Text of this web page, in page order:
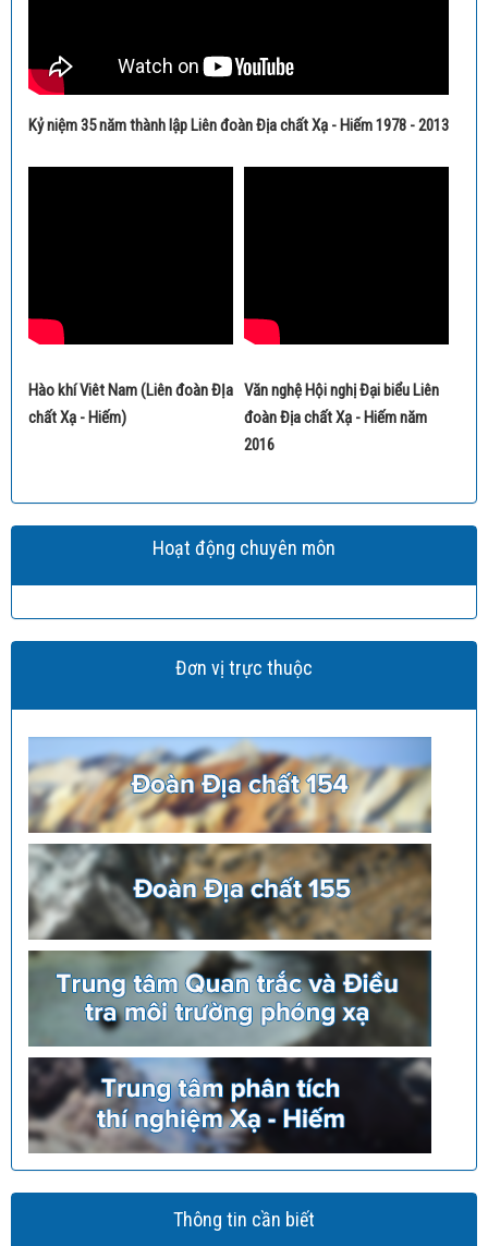
Kỷ niệm 35 năm thành lập Liên đoàn Địa chất Xạ - Hiếm 1978 - 2013
Hào khí Viêt Nam (Liên đoàn ĐỊa
chất Xạ - Hiếm)
Văn nghệ Hội nghị Đại biểu Liên
đoàn Địa chất Xạ - Hiếm năm
2016
Hoạt động chuyên môn
Đơn vị trực thuộc
Thông tin cần biết